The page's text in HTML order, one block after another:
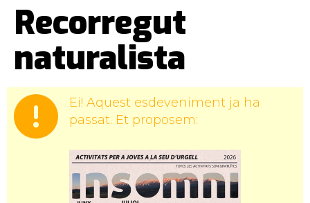
Recorregut
naturalista
Ei! Aquest esdeveniment ja ha
passat. Et proposem: